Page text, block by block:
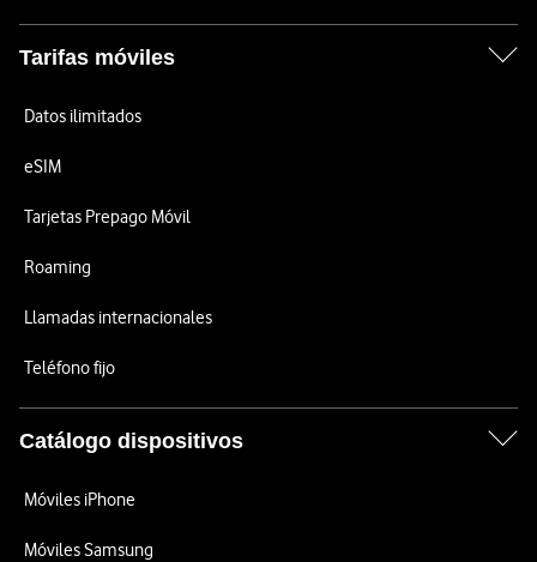
Tarifas móviles
Datos ilimitados
eSIM
Tarjetas Prepago Móvil
Roaming
Llamadas internacionales
Teléfono fijo
Catálogo dispositivos
Móviles iPhone
Móviles Samsung